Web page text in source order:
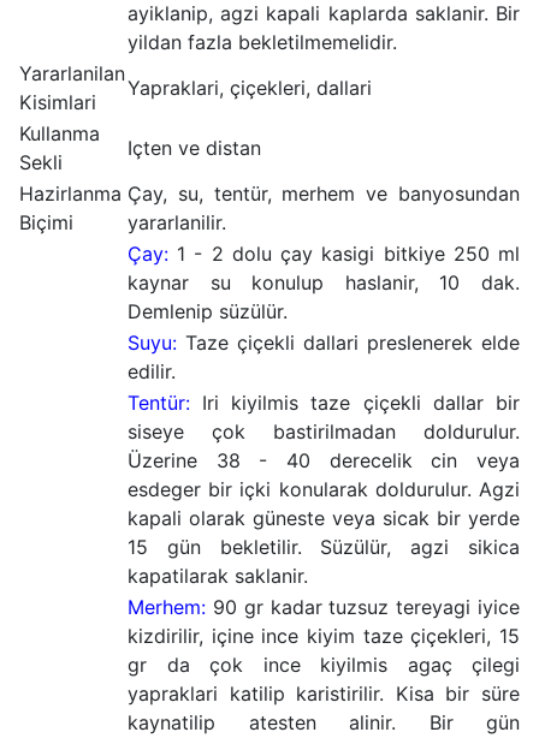
ayiklanip, agzi kapali kaplarda saklanir. Bir
yildan fazla bekletilmemelidir.
Yararlanilan
Kisimlari
Yapraklari, çiçekleri, dallari
Kullanma
Sekli
Içten ve distan
Hazirlanma
Biçimi
Çay, su, tentür, merhem ve banyosundan
yararlanilir.
Çay: 1 - 2 dolu çay kasigi bitkiye 250 ml
kaynar su konulup haslanir, 10 dak.
Demlenip süzülür.
Suyu: Taze çiçekli dallari preslenerek elde
edilir.
Tentür: Iri kiyilmis taze çiçekli dallar bir
siseye çok bastirilmadan doldurulur.
Üzerine 38 - 40 derecelik cin veya
esdeger bir içki konularak doldurulur. Agzi
kapali olarak güneste veya sicak bir yerde
15 gün bekletilir. Süzülür, agzi sikica
kapatilarak saklanir.
Merhem: 90 gr kadar tuzsuz tereyagi iyice
kizdirilir, içine ince kiyim taze çiçekleri, 15
gr da çok ince kiyilmis agaç çilegi
yapraklari katilip karistirilir. Kisa bir süre
kaynatilip atesten alinir. Bir gün